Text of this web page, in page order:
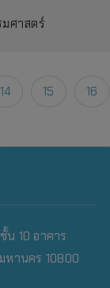
ศาสตร์
14 15 16
ชั้น 10 อาคาร
หานคร 10800